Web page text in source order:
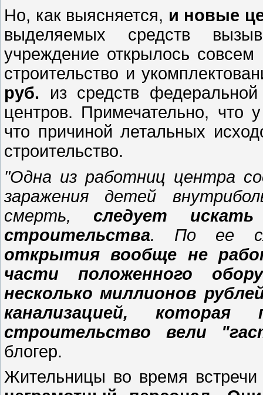
Но, как выясняется, и новые
выделяемых средств
учреждение открылось
строительство и
руб. из средств
центров. Примечательно, что
что причиной летальных
строительство.
"Одна из работниц центра
заражения детей
смерть, следует
строительства. По ее
открытия вообще не
части положенного
несколько миллионов
канализацией,
строительство вели
блогер.
Жительницы во время